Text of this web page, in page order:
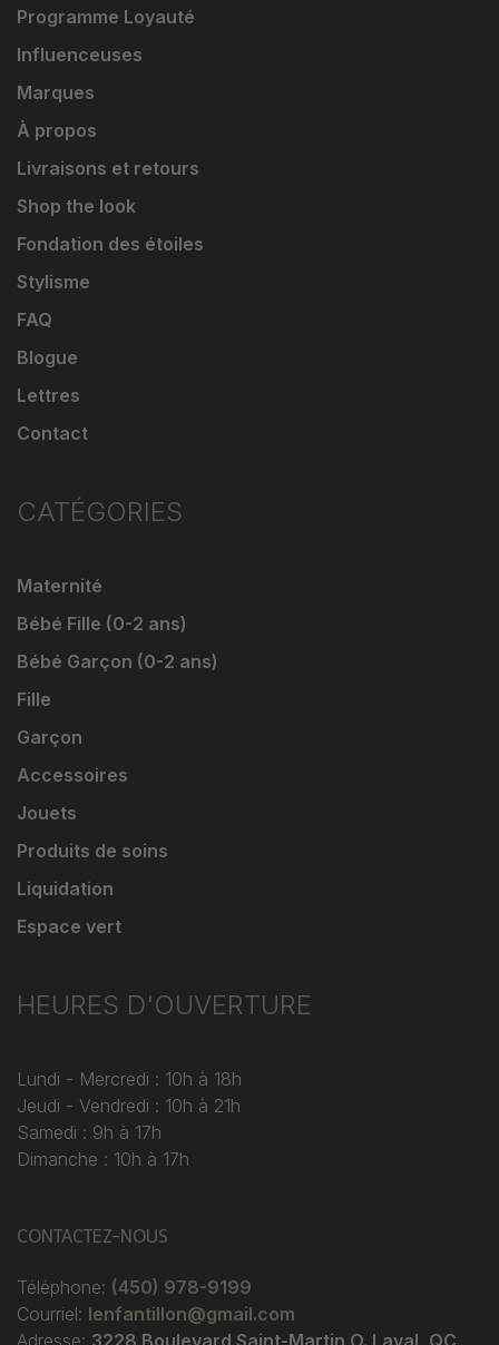
Programme Loyauté
Influenceuses
Marques
À propos
Livraisons et retours
Shop the look
Fondation des étoiles
Stylisme
FAQ
Blogue
Lettres
Contact
CATÉGORIES
Maternité
Bébé Fille (0-2 ans)
Bébé Garçon (0-2 ans)
Fille
Garçon
Accessoires
Jouets
Produits de soins
Liquidation
Espace vert
HEURES D'OUVERTURE
Lundi - Mercredi : 10h à 18h
Jeudi - Vendredi : 10h à 21h
Samedi : 9h à 17h
Dimanche : 10h à 17h
CONTACTEZ-NOUS
Téléphone: (450) 978-9199
Courriel: lenfantillon@gmail.com